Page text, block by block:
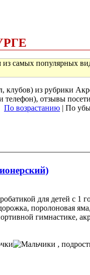
из самых популярных
из рубрики
телефон), отзывы
По возрастанию | По
для детей с
поролоновая
гимнастике,
,